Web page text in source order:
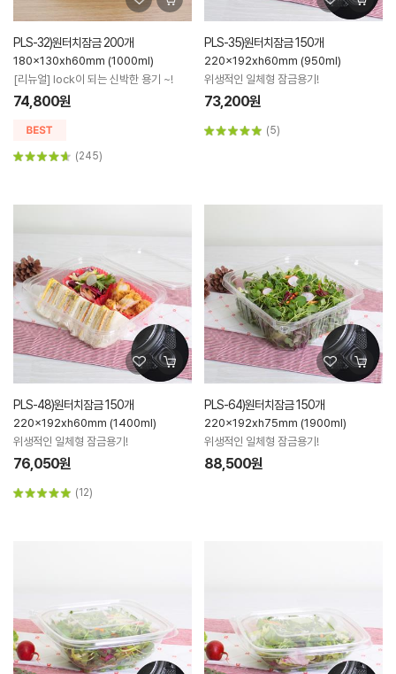
PLS-32)원터치잠금 200개
180x130xh60mm (1000ml)
[리뉴얼] lock이 되는 신박한 용기 ~!
74,800원
(245)
PLS-35)원터치잠금 150개
220x192xh60mm (950ml)
위생적인 일체형 잠금용기!
73,200원
(5)
PLS-48)원터치잠금 150개
220x192xh60mm (1400ml)
위생적인 일체형 잠금용기!
76,050원
(12)
PLS-64)원터치잠금 150개
220x192xh75mm (1900ml)
위생적인 일체형 잠금용기!
88,500원